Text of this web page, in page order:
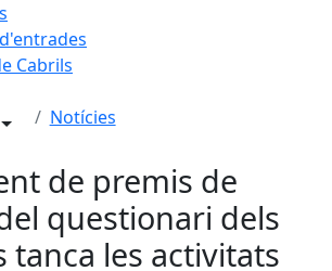
Cabrils
Notícies
de premis de
questionari dels
tanca les activitats